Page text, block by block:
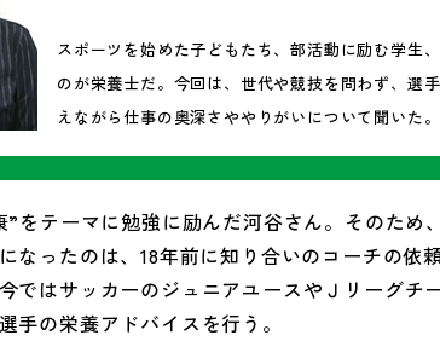
スポーツを始めた子どもたち、部活動に励む学生
のが栄養士だ。今回は、世代や競技を問わず、選
えながら仕事の奥深さややりがいについて聞いた
”をテーマに勉強に励んだ河谷さん。そのた
なったのは、18年前に知り合いのコーチの
ではサッカーのジュニアユースやＪリーグ
手の栄養アドバイスを行う。